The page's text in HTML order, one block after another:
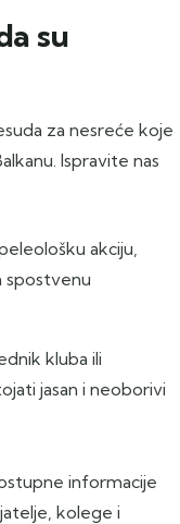
su
za nesreće koje
Ispravite nas
akciju,
spostvenu
kluba ili
jasan i neoborivi
informacije
kolege i